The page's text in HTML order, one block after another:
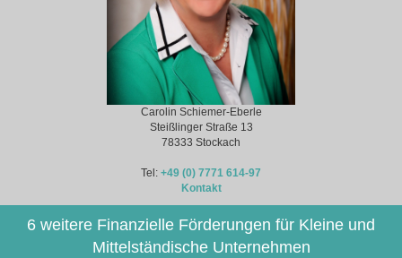
Carolin Schiemer-Eberle
Steißlinger Straße 13
78333 Stockach
Tel: +49 (0) 7771 614-97
Kontakt
6 weitere Finanzielle Förderungen für Kleine und
Mittelständische Unternehmen